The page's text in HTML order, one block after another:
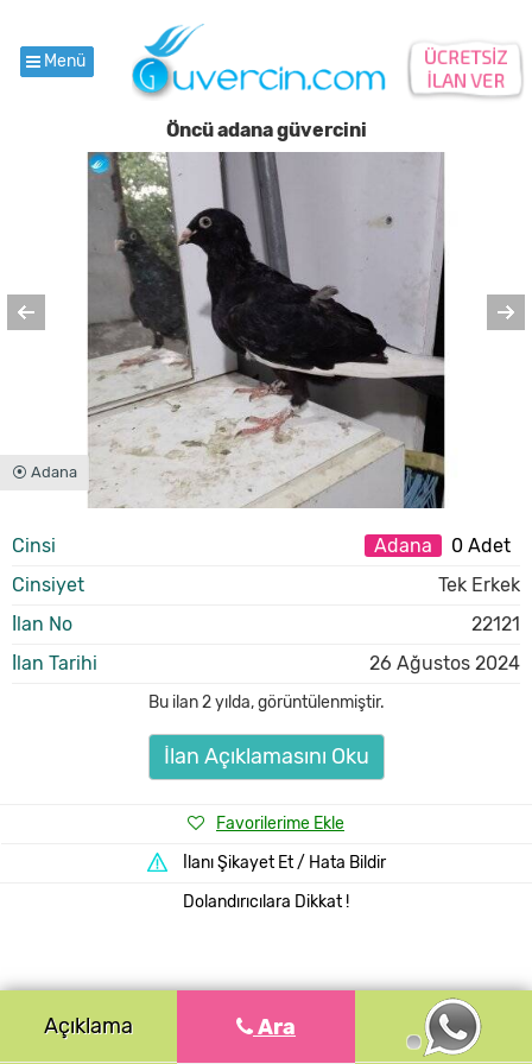
Menü
Öncü adana güvercini
⦿ Adana
Cinsi Adana
0 Adet
Cinsiyet
Tek Erkek
İlan No
22121
İlan Tarihi
26 Ağustos 2024
Bu ilan2 yılda,görüntülenmiştir.
İlan Açıklamasını Oku
Favorilerime Ekle
İlanı Şikayet Et / Hata Bildir
Dolandırıcılara Dikkat !
Açıklama Ara